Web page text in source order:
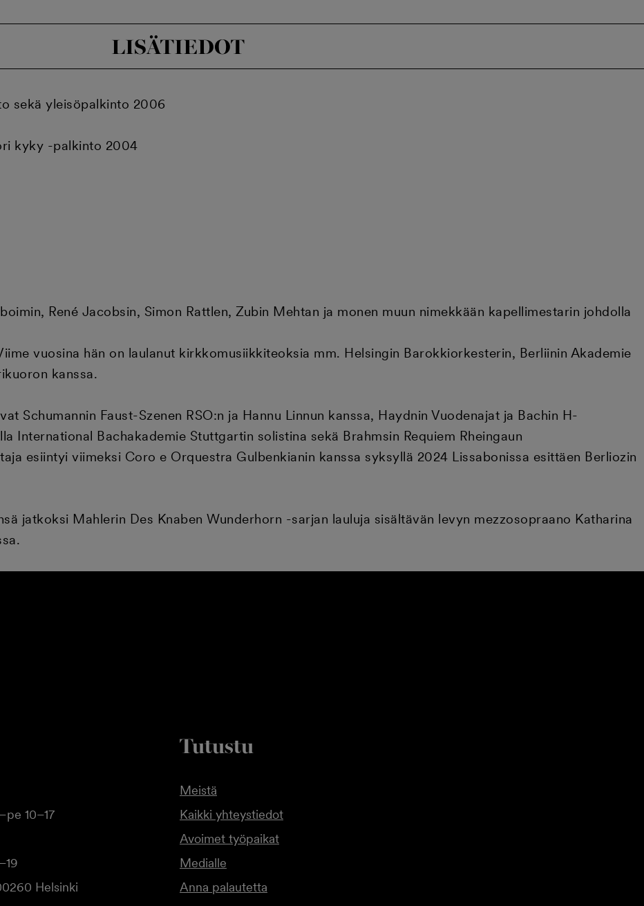
LISÄTIEDOT
sekä yleisöpalkinto 2006
kyky -palkinto 2004
René Jacobsin, Simon Rattlen, Zubin Mehtan ja monen muun nimekkään kapellimestarin johdolla
vuosina hän on laulanut kirkkomusiikkiteoksia mm. Helsingin Barokkiorkesterin, Berliinin Akademie
kanssa.
Schumannin Faust-Szenen RSO:n ja Hannu Linnun kanssa, Haydnin Vuodenajat ja Bachin H-
International Bachakademie Stuttgartin solistina sekä Brahmsin Requiem Rheingaun
esiintyi viimeksi Coro e Orquestra Gulbenkianin kanssa syksyllä 2024 Lissabonissa esittäen Berliozin
jatkoksi Mahlerin Des Knaben Wunderhorn -sarjan lauluja sisältävän levyn mezzosopraano Katharina
10–17
Helsinki
Tutustu
Meistä
Kaikki yhteystiedot
Avoimet työpaikat
Medialle
Anna palautetta